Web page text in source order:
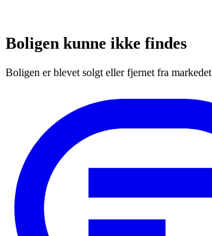
Boligen kunne ikke findes
Boligen er blevet solgt eller fjernet fra markedet